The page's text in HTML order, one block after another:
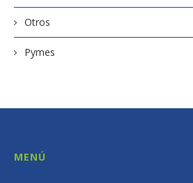
Otros
Pymes
MENÚ